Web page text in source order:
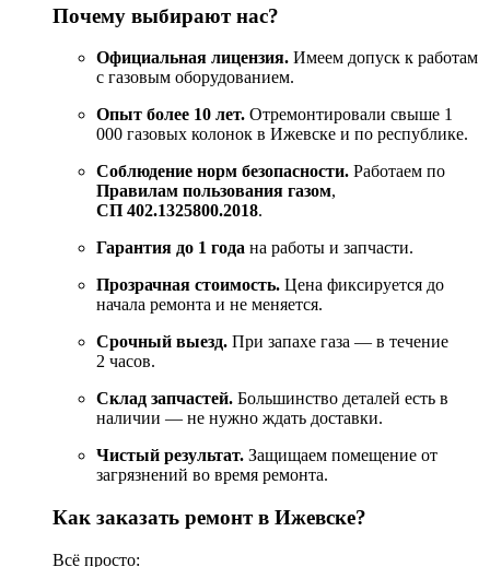
Почему выбираютнас?
Официальная лицензия. Имеем допуск к работам
с газовым оборудованием.
Опыт более 10 лет. Отремонтировали свыше 1
000 газовых колонок в Ижевске и по республике.
Соблюдение норм безопасности. Работаем по
Правилам пользования газом,
СП 402.1325800.2018.
Гарантия до 1 года на работы и запчасти.
Прозрачная стоимость. Цена фиксируется до
начала ремонта и не меняется.
Срочный выезд. При запахе газа — в течение
2 часов.
Склад запчастей. Большинство деталей есть в
наличии — не нужно ждать доставки.
Чистый результат. Защищаем помещение от
загрязнений во время ремонта.
Как заказать ремонтв Ижевске?
Всё просто: